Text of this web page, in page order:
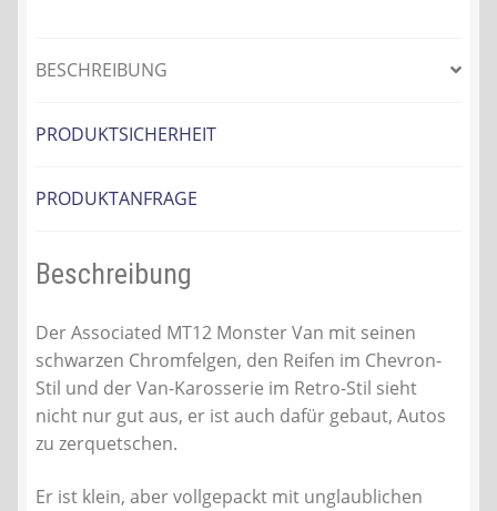
BESCHREIBUNG
PRODUKTSICHERHEIT
PRODUKTANFRAGE
Beschreibung
Der Associated MT12 Monster Van mit seinen
schwarzen Chromfelgen, den Reifen im Chevron-
Stil und der Van-Karosserie im Retro-Stil sieht
nicht nur gut aus, er ist auch dafür gebaut, Autos
zu zerquetschen.
Er ist klein, aber vollgepackt mit unglaublichen